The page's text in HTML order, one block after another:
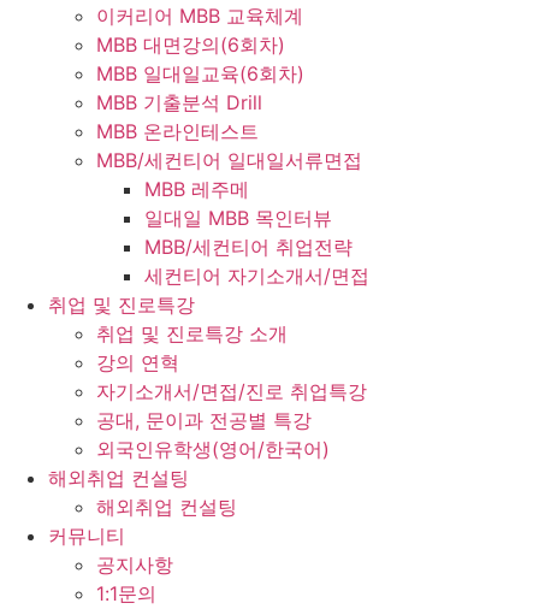
이커리어 MBB 교육체계
MBB 대면강의(6회차)
MBB 일대일교육(6회차)
MBB 기출분석 Drill
MBB 온라인테스트
MBB/세컨티어 일대일서류면접
MBB 레주메
일대일 MBB 목인터뷰
MBB/세컨티어 취업전략
세컨티어 자기소개서/면접
취업 및 진로특강
취업 및 진로특강 소개
강의 연혁
자기소개서/면접/진로 취업특강
공대, 문이과 전공별 특강
외국인유학생(영어/한국어)
해외취업 컨설팅
해외취업 컨설팅
커뮤니티
공지사항
1:1문의